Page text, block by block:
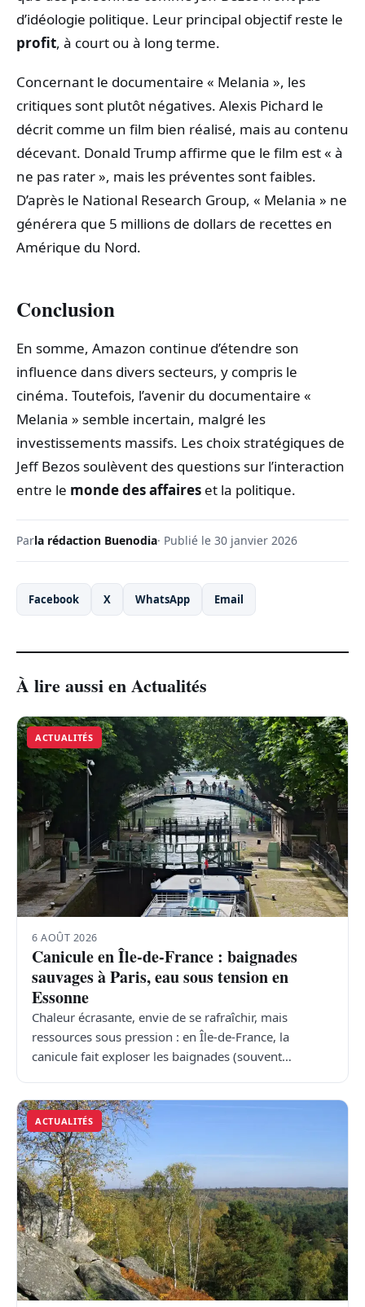
d’idéologie politique. Leur principal objectif reste le
profit, à court ou à long terme.
Concernant le documentaire « Melania », les
critiques sont plutôt négatives. Alexis Pichard le
décrit comme un film bien réalisé, mais au contenu
décevant. Donald Trump affirme que le film est « à
ne pas rater », mais les préventes sont faibles.
D’après le National Research Group, « Melania » ne
générera que 5 millions de dollars de recettes en
Amérique du Nord.
Conclusion
En somme, Amazon continue d’étendre son
influence dans divers secteurs, y compris le
cinéma. Toutefois, l’avenir du documentaire «
Melania » semble incertain, malgré les
investissements massifs. Les choix stratégiques de
Jeff Bezos soulèvent des questions sur l’interaction
entre le monde des affaires et la politique.
Parla rédaction Buenodia· Publié le 30 janvier 2026
Facebook X WhatsApp Email
À lire aussi en Actualités
ACTUALITÉS
6 AOÛT 2026
Canicule en Île-de-France : baignades
sauvages à Paris, eau sous tension en
Essonne
Chaleur écrasante, envie de se rafraîchir, mais
ressources sous pression : en Île-de-France, la
canicule fait exploser les baignades (souvent…
ACTUALITÉS